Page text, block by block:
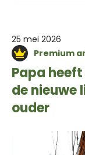
25 mei 2026
Premium
Papa
de nieuwe
ouder